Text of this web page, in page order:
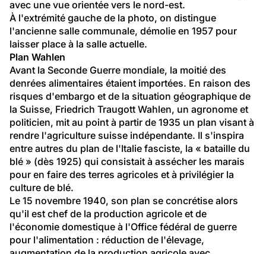
avec une vue orientée vers le nord-est.
À l'extrémité gauche de la photo, on distingue
l'ancienne salle communale, démolie en 1957 pour
laisser place à la salle actuelle.
Plan Wahlen
Avant la Seconde Guerre mondiale, la moitié des
denrées alimentaires étaient importées. En raison des
risques d'embargo et de la situation géographique de
la Suisse, Friedrich Traugott Wahlen, un agronome et
politicien, mit au point à partir de 1935 un plan visant à
rendre l'agriculture suisse indépendante. Il s'inspira
entre autres du plan de l'Italie fasciste, la « bataille du
blé » (dès 1925) qui consistait à assécher les marais
pour en faire des terres agricoles et à privilégier la
culture de blé.
Le 15 novembre 1940, son plan se concrétise alors
qu'il est chef de la production agricole et de
l'économie domestique à l'Office fédéral de guerre
pour l'alimentation : réduction de l'élevage,